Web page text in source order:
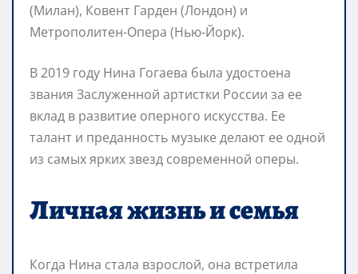
(Милан), Ковент Гарден (Лондон) и
Метрополитен-Опера (Нью-Йорк).
В 2019 году Нина Гогаева была удостоена
звания Заслуженной артистки России за ее
вклад в развитие оперного искусства. Ее
талант и преданность музыке делают ее одной
из самых ярких звезд современной оперы.
Личная жизнь и семья
Когда Нина стала взрослой, она встретила